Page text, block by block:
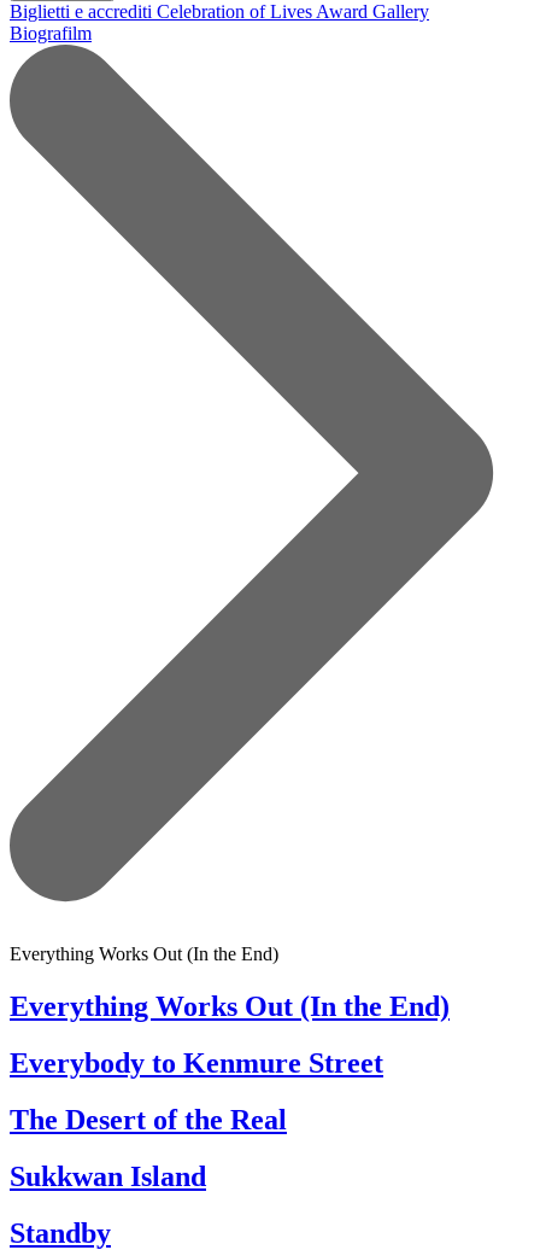
Biglietti e accrediti Celebration of Lives Award Gallery
Biografilm
Everything Works Out (In the End)
Everything Works Out (In the End)
Everybody to Kenmure Street
The Desert of the Real
Sukkwan Island
Standby